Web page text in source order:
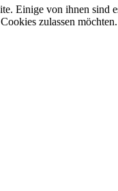
im digitalen
NRW geht es um
Einige von ihnen sind
zulassen